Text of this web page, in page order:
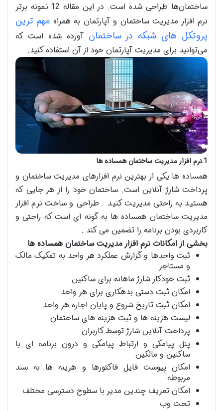
ساختمان‌ها طراحی شده است. در این مقاله 12 نمونه برتر
نرم افزار مدیریت ساختمان و آپارتمان به همراه مهم‌ ترین
پروتکل ‌های شبکه در ساختمان آورده شده است که
می‌توانید برای مدیریت آپارتمان خود از آن استفاده کنید.
1.نرم افزار مدیریت ساختمان همساده ها
همساده ها یکی از بهترین نرم افزارهای مدیریت ساختمان و
پرداخت شارژ آنلاین است. ساختمان خود را از هر جایی که
هستید به راحتی مدیریت کنید . طراحی و ساخت نرم افزار
مدیریت ساختمان همساده ها به گونه ای است که راحتی و
کاربردی بودن برنامه را تضمین می کند .
بخشی از امکانات نرم افزار مدیریت ساختمان همساده ها
ثبت واحدها و گزارش عملکرد هر واحد به تفکیک مالک
و مستاجر
ثبت خودکار شارژ ماهانه برای ساکنین
امکان ثبت دستی بدهکاری برای هر واحد
امکان ثبت تاریخ شروع و پایان اجاره هر واحد
لیست هزینه ها و ثبت هزینه های ساختمان
پرداخت آنلاین شارژ توسط کاربران
پنل پیامکی و ارتباط پیامکی و درون برنامه ای با
ساکنین و مالکین
امکان پیوست فایل فاکتورها و هزینه ها به سند
مربوطه
امکان تعریف چندین مدیر با سطوح دسترسی مختلف
تحت وب